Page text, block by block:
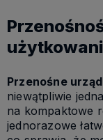
Przenośne
niewątpliwie
na kompaktowe
jednorazowe